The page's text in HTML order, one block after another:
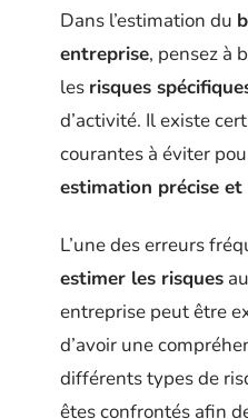
Dans l’estimation du
entreprise, pensez à
les risques
d’activité. Il existe
courantes à éviter
estimation précise et
L’une des erreurs
estimer les risques
entreprise peut être
d’avoir une
différents types de
êtes confrontés afin